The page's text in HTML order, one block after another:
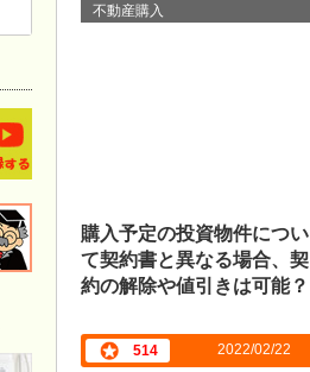
不動産購入
購入予定の投資物件につい
て契約書と異なる場合、契
約の解除や値引きは可能？
514 2022/02/22